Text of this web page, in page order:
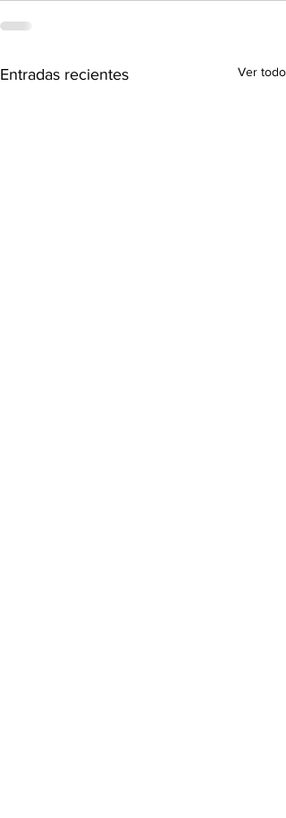
Entradas recientes Ver todo